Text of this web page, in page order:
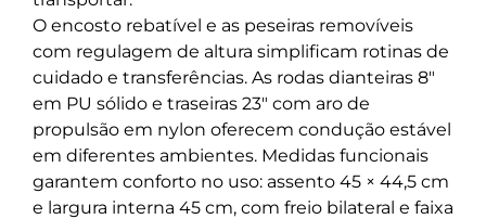
O encosto rebatível e as peseiras removíveis
com regulagem de altura simplificam rotinas de
cuidado e transferências. As rodas dianteiras 8″
em PU sólido e traseiras 23″ com aro de
propulsão em nylon oferecem condução estável
em diferentes ambientes. Medidas funcionais
garantem conforto no uso: assento 45 × 44,5 cm
e largura interna 45 cm, com freio bilateral e faixa